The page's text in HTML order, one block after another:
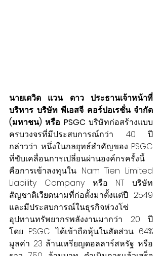
นายเดวิด แวน ดาว ประธานเจ้าหน้าที่
บริหาร บริษัท พีเอสจี คอร์ปอเรชั่น จำกัด
(มหาชน) หรือ PSGC บริษัทก่อสร้างแบบ
ครบวงจรที่มีประสบการณ์กว่า 40 ปี
กล่าวว่า หนึ่งในกลยุทธ์สำคัญของ PSGC
ที่ขับเคลื่อนการเปลี่ยนผ่านองค์กรครั้งนี้
คือการเข้าลงทุนใน Nam Tien Limited
Liability Company หรือ NT บริษัท
สัญชาติเวียดนามที่ก่อตั้งมาตั้งแต่ปี 2549
และมีประสบการณ์ในธุรกิจห่วงโซ่
อุปทานทรัพยากรพลังงานมากว่า 20 ปี
โดย PSGC ได้เข้าถือหุ้นในสัดส่วน 64%
มูลค่า 23 ล้านเหรียญดอลลาร์สหรัฐ หรือ